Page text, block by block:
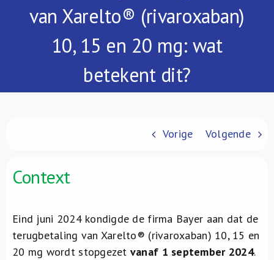
Publicaties
FR
van Xarelto® (rivaroxaban)
10, 15 en 20 mg: wat
betekent dit?
Vorige Volgende
Context
Eind juni 2024 kondigde de firma Bayer aan dat de
terugbetaling van Xarelto® (rivaroxaban) 10, 15 en
20 mg wordt stopgezet vanaf 1 september 2024.